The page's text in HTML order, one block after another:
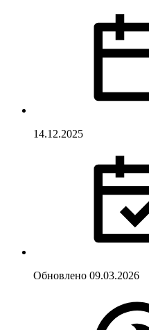
14.12.2025
Обновлено 09.03.2026